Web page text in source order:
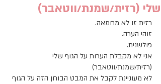
שלי (רזית/שמנת/ווטאבר)
רזית זו לא מחמאה.
זוהי הערה.
פולשנית.
אני לא מקבלת הערות על הגוף שלי
(רזית/שמנת/ווטאבר)
לא מעוניינת לקבל את המבט הבוחן הזה על הגוף